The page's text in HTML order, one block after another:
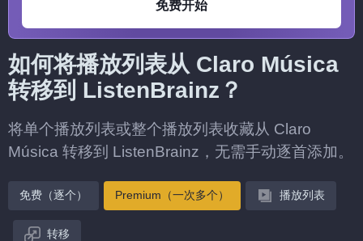
免费开始
如何将播放列表从 Claro Música
转移到 ListenBrainz？
将单个播放列表或整个播放列表收藏从 Claro
Música 转移到 ListenBrainz，无需手动逐首添加。
免费（逐个） Premium（一次多个） 播放列表
转移